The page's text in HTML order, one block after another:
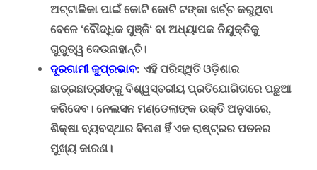
ଅଟ୍ଟାଳିକା ପାଇଁ କୋଟି କୋଟି ଟଙ୍କା ଖର୍ଚ୍ଚ କରୁଥିବା
ବେଳେ ‘ବୌଦ୍ଧିକ ପୁଞ୍ଜି‘ବା ଅଧ୍ୟାପକ ନିଯୁକ୍ତିକୁ
ଗୁରୁତ୍ୱ ଦେଉନାହାନ୍ତି।
ଦୂରଗାମୀ କୁପ୍ରଭାବ: ଏହି ପରିସ୍ଥିତି ଓଡ଼ିଶାର
ଛାତ୍ରଛାତ୍ରୀଙ୍କୁ ବିଶ୍ୱସ୍ତରୀୟ ପ୍ରତିଯୋଗିତାରେ ପଛୁଆ
କରିଦେବ।ନେଲସନ ମଣ୍ଡେଲାଙ୍କଉକ୍ତି ଅନୁସାରେ,
ଶିକ୍ଷା ବ୍ୟବସ୍ଥାର ବିନାଶ ହିଁ ଏକ ରାଷ୍ଟ୍ରର ପତନର
ମୁଖ୍ୟ କାରଣ।